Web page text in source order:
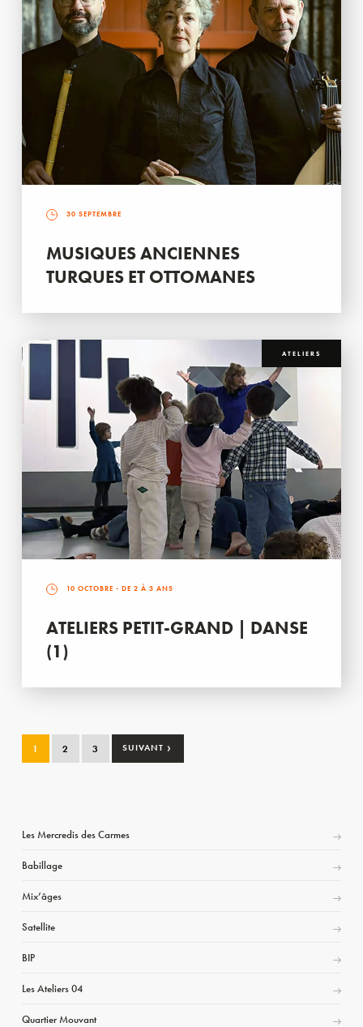
30 SEPTEMBRE
MUSIQUES ANCIENNES
TURQUES ET OTTOMANES
ATELIERS
10 OCTOBRE - DE 2 À 3 ANS
ATELIERS PETIT-GRAND | DANSE
(1)
1 2 3 SUIVANT ›
Les Mercredis des Carmes
Babillage
Mix’âges
Satellite
BIP
Les Ateliers 04
Quartier Mouvant